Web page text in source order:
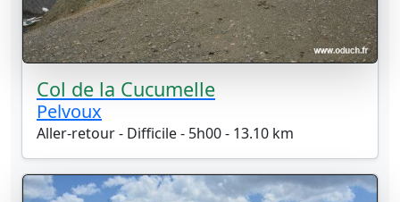
Col de la Cucumelle
Pelvoux
Aller-retour - Difficile - 5h00 - 13.10 km